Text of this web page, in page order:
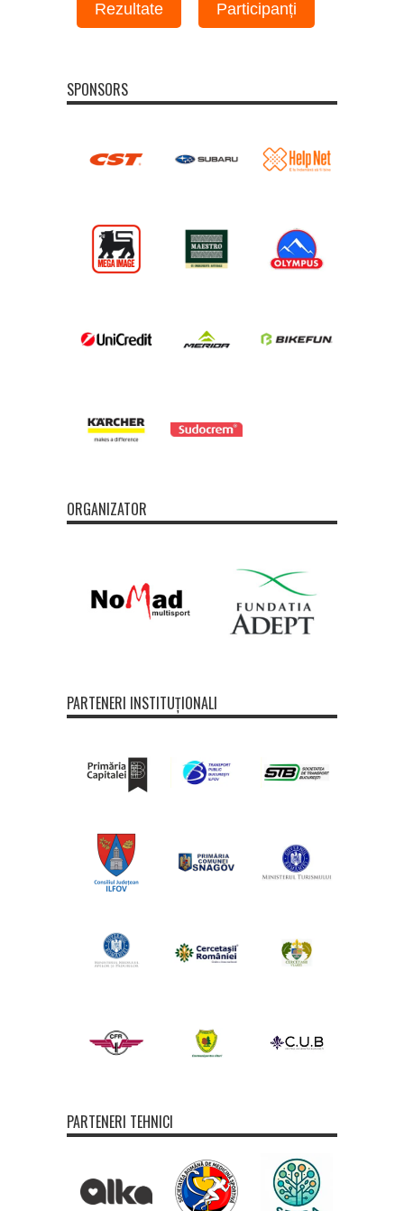
Rezultate Participanți
SPONSORS
ORGANIZATOR
PARTENERI INSTITUȚIONALI
PARTENERI TEHNICI